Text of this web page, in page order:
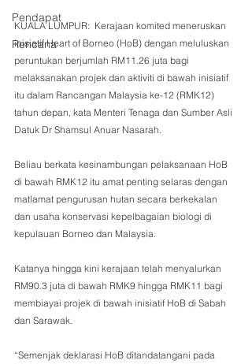
Pendapat
Rencana
KUALA LUMPUR:  Kerajaan komited meneruskan
inisiatif Heart of Borneo (HoB) dengan meluluskan
peruntukan berjumlah RM11.26 juta bagi
melaksanakan projek dan aktiviti di bawah inisiatif
itu dalam Rancangan Malaysia ke-12 (RMK12)
tahun depan, kata Menteri Tenaga dan Sumber Asli
Datuk Dr Shamsul Anuar Nasarah.
Beliau berkata kesinambungan pelaksanaan HoB
di bawah RMK12 itu amat penting selaras dengan
matlamat pengurusan hutan secara berkekalan
dan usaha konservasi kepelbagaian biologi di
kepulauan Borneo dan Malaysia.
Katanya hingga kini kerajaan telah menyalurkan
RM90.3 juta di bawah RMK9 hingga RMK11 bagi
membiayai projek di bawah inisiatif HoB di Sabah
dan Sarawak.
“Semenjak deklarasi HoB ditandatangani pada